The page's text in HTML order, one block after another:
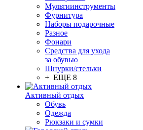
Мультиинструменты
Фурнитура
Наборы подарочные
Разное
Фонари
Средства для ухода
за обувью
Шнурки/стельки
+ ЕЩЕ 8
Активный отдых
Обувь
Одежда
Рюкзаки и сумки